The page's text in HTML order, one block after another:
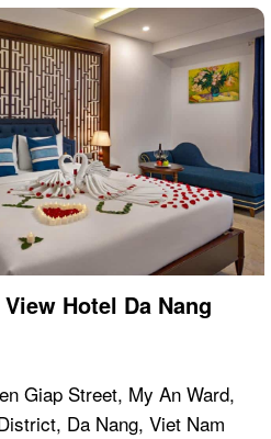
Hotel Da Nang
Giap Street, My An Ward,
Da Nang, Viet Nam